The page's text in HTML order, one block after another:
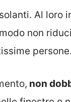
Al loro
non
persone.
non